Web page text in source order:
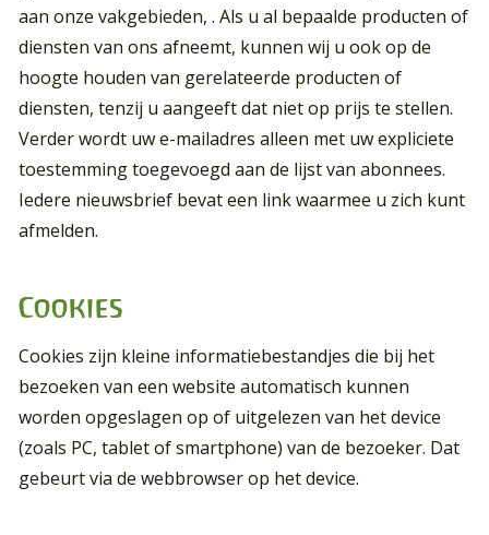
aan onze vakgebieden,. Als u al bepaalde producten of
diensten van ons afneemt, kunnen wij u ook op de
hoogte houden van gerelateerde producten of
diensten, tenzij u aangeeft dat niet op prijs te stellen.
Verder wordt uw e-mailadres alleen met uw expliciete
toestemming toegevoegd aan de lijst van abonnees.
Iedere nieuwsbrief bevat een link waarmee u zich kunt
afmelden.
Cookies
Cookies zijn kleine informatiebestandjes die bij het
bezoeken van een website automatisch kunnen
worden opgeslagen op of uitgelezen van het device
(zoals PC, tablet of smartphone) van de bezoeker. Dat
gebeurt via de webbrowser op het device.